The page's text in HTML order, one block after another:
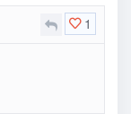
1